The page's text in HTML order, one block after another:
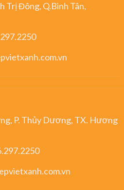
Trị Đông, Q.Bình Tân,
P. Thủy Dương, TX. Hương